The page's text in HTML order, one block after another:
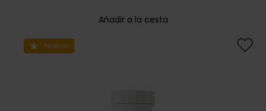
Añadir a la cesta
Nuevo